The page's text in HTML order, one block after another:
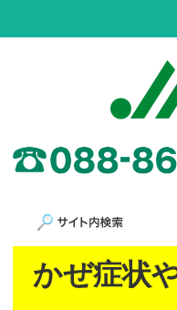
サイト内
かぜ症状